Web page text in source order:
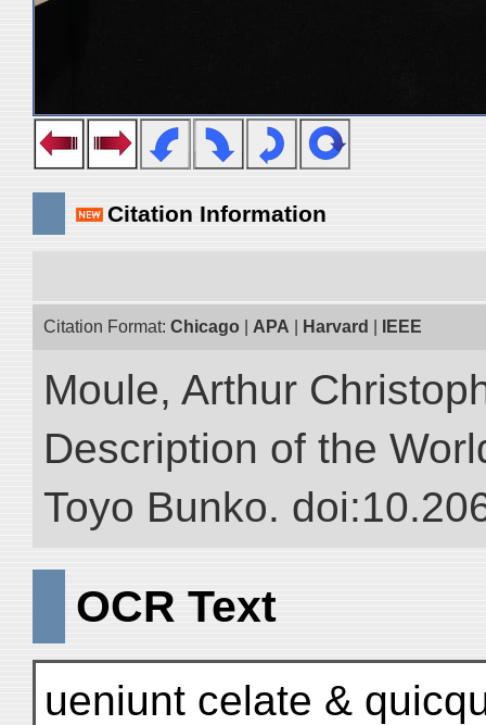
Citation Information
Citation Format: Chicago APA Harvard IEEE
Moule, Arthur
Description of the
Toyo Bunko.
OCR Text
ueniunt celate &